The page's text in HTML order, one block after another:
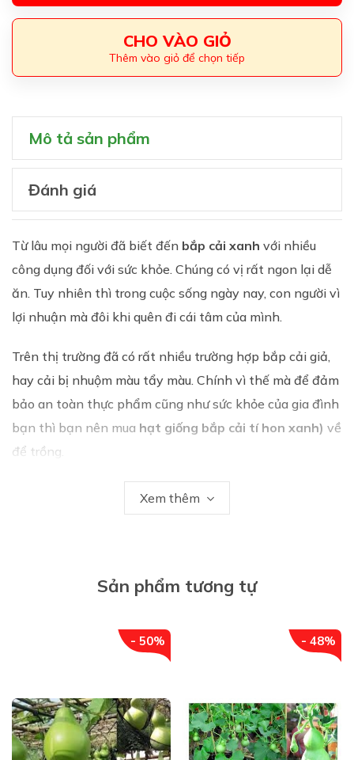
CHO VÀO GIỎ
Thêm vào giỏ để chọn tiếp
Mô tả sản phẩm
Đánh giá
Từ lâu mọi người đã biết đến bắp cải xanh với nhiều
công dụng đối với sức khỏe. Chúng có vị rất ngon lại dễ
ăn. Tuy nhiên thì trong cuộc sống ngày nay, con người vì
lợi nhuận mà đôi khi quên đi cái tâm của mình.
Trên thị trường đã có rất nhiều trường hợp bắp cải giả,
hay cải bị nhuộm màu tẩy màu. Chính vì thế mà để đảm
bảo an toàn thực phẩm cũng như sức khỏe của gia đình
bạn thì bạn nên mua hạt giống bắp cải tí hon xanh) về
để trồng.
Xem thêm
Sản phẩm tương tự
- 50% - 48%